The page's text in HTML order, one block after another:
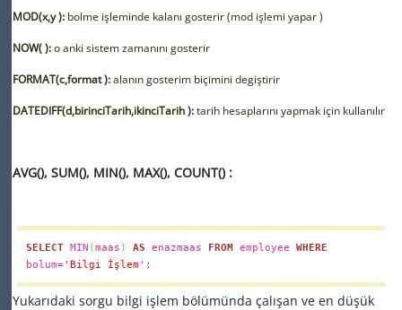
MOD(x,y ): bolme işleminde kalanı gosterir (mod işlemi yapar )
NOW( ):o anki sistem zamanını gosterir
FORMAT(c,format ):alanın gosterim biçimini degiştirir
DATEDIFF(d,birinciTarih,ikinciTarih ):tarih hesaplarını yapmak için kullanılır
AVG(), SUM(), MIN(), MAX(), COUNT() :
SELECT MIN (maas ) AS enazmaas FROM employee WHERE
bolum='Bilgi İşlem' ;
Yukarıdaki sorgu bilgi işlem bölümünda çalışan ve en düşük